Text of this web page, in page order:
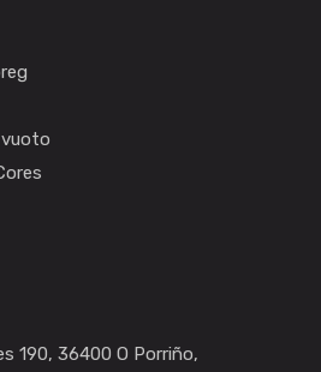
190, 36400 O Porriño,